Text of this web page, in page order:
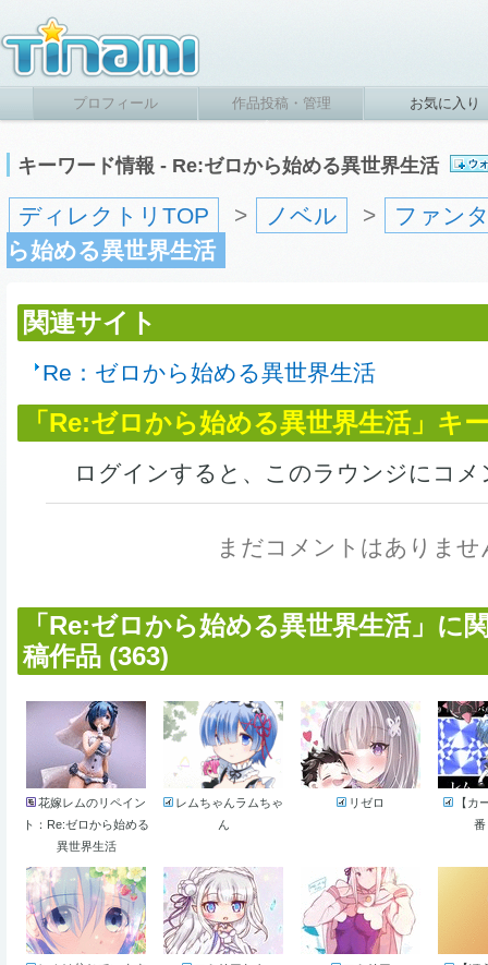
プロフィール 作品投稿・管理 お気に入り
キーワード情報 - Re:ゼロから始める異世界生活
ディレクトリTOP > ノベル >
ファン
ら始める異世界生活
関連サイト
Re：ゼロから始める異世界生活
「Re:ゼロから始める異世界生活」キ
ログインすると、このラウンジにコ
まだコメントはありませ
「Re:ゼロから始める異世界生活」に
稿作品 (363)
花嫁レムのリペイン
ト：Re:ゼロから始める
異世界生活
レムちゃんラムちゃ
ん
リゼロ
【カ